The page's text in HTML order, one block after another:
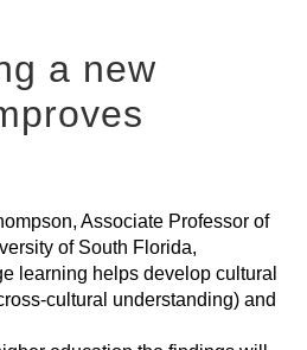
a new
Associate Professor of
of South Florida,
learning helps develop cultural
cultural understanding) and